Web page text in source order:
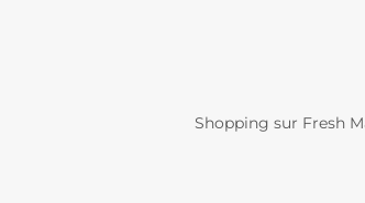
Shopping sur Fresh